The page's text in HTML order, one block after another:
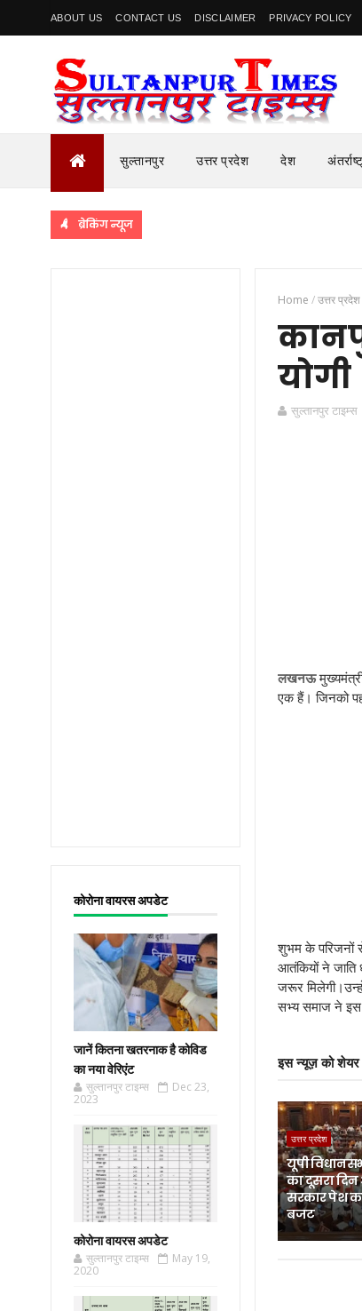
ABOUT US CONTACT US DISCLAIMER PRIVACY POLICY
सुल्तानपुर उत्तर प्रदेश देश
ब्रेकिंग न्यूज
कोरोना वायरस अपडेट
जानें कितना खतरनाक है कोविड
का नया वेरिएंट
सुल्तानपुर टाइम्स
Dec 23,
2023
कोरोना वायरस अपडेट
सुल्तानपुर टाइम्स
May 19,
2020
Home /उत्तर प्रदेश
योगी
सुल्तानपुर टाइम्स
लखनऊ
एक हैं। जिनको
शुभम के परिजनों
आतंकियों ने जाति
जरूर
सभ्य समाज ने इस
इस न्यूज़ को
उत्तर प्रदेश
यूपी
का दूसरा
सरकार पेश
बजट